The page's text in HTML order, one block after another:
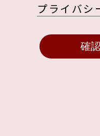
プライバシ